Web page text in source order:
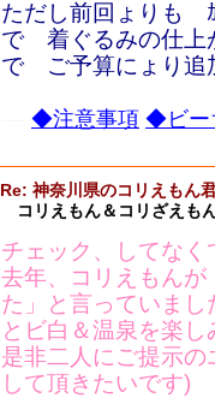
ただし前回ょりも
で 着ぐるみの仕上
で ご予算にょり追
◆注意事項 ◆ビー
Re: 神奈川県のコリえもん
コリえもん＆コリざえも
チェック、してな
去年、コリえもん
た」と言っていま
とビ白＆温泉を楽
是非二人にご提示
して頂きたいです)